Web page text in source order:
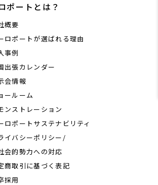
ポートとは？
概要
ロポートが選ばれる理由
事例
出張カレンダー
会情報
ールーム
ンストレーション
ロポートサステナビリティ
イバシーポリシー/
会的勢力への対応
商取引に基づく表記
採用